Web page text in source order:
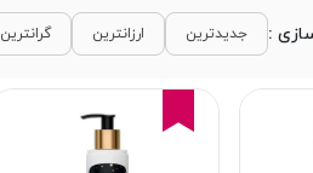
: جدیدترین ارزانترین گرانترین